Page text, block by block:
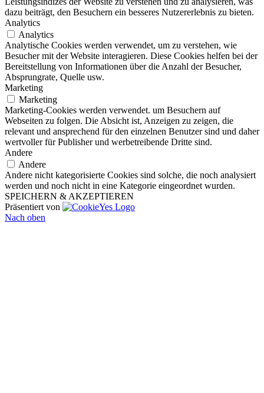
dazu beiträgt, den Besuchern ein besseres Nutzererlebnis zu bieten.
Analytics
Analytics
Analytische Cookies werden verwendet, um zu verstehen, wie
Besucher mit der Website interagieren. Diese Cookies helfen bei der
Bereitstellung von Informationen über die Anzahl der Besucher,
Absprungrate, Quelle usw.
Marketing
Marketing
Marketing-Cookies werden verwendet. um Besuchern auf
Webseiten zu folgen. Die Absicht ist, Anzeigen zu zeigen, die
relevant und ansprechend für den einzelnen Benutzer sind und daher
wertvoller für Publisher und werbetreibende Dritte sind.
Andere
Andere
Andere nicht kategorisierte Cookies sind solche, die noch analysiert
werden und noch nicht in eine Kategorie eingeordnet wurden.
SPEICHERN & AKZEPTIEREN
Präsentiert von
Nach oben